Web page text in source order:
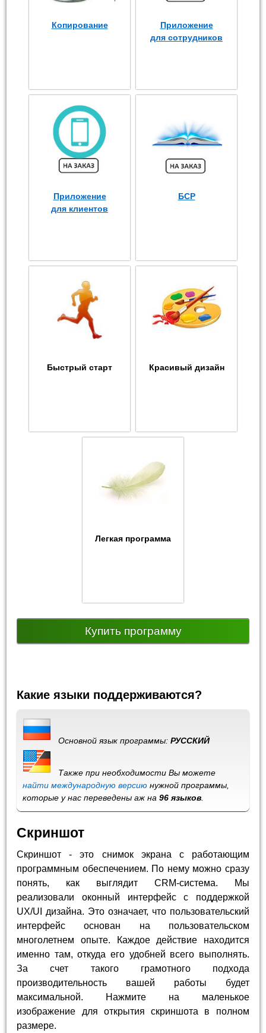
Копирование
Приложение
для сотрудников
Приложение
для клиентов
БСР
Быстрый старт Красивый дизайн
Легкая программа
Купить программу
Какие языки поддерживаются?
Основной язык программы:РУССКИЙ
Также при необходимости Вы можете
найти международную версию нужной программы,
которые у нас переведены аж на96 языков
Скриншот
Скриншот - это снимок экрана с работающим
программным обеспечением. По нему можно сразу
понять, как выглядит CRM-система. Мы
реализовали оконный интерфейс с поддержкой
UX/UI дизайна. Это означает, что пользовательский
интерфейс основан на пользовательском
многолетнем опыте. Каждое действие находится
именно там, откуда его удобней всего выполнять.
За счет такого грамотного подхода
производительность вашей работы будет
максимальной. Нажмите на маленькое
изображение для открытия скриншота в полном
размере.